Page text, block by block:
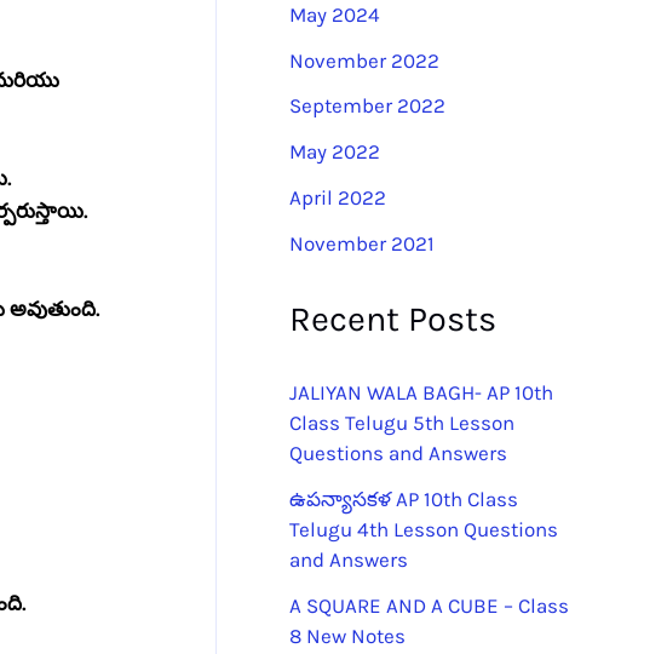
మరియు
May 2024
November 2022
September 2022
May 2022
April 2022
November 2021
Recent Posts
JALIYAN WALA BAGH- AP 10th
Class Telugu 5th Lesson
Questions and Answers
ఉపన్యాసకళ AP 10th Class
Telugu 4th Lesson Questions
and Answers
A SQUARE AND A CUBE – Class
8 New Notes